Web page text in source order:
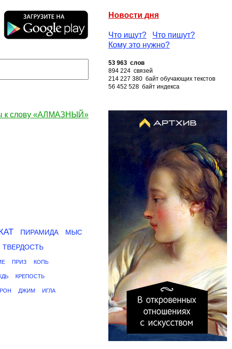
Новости дня
Что ищут?
Что пишут?
Кому это нужно?
53 963 слов
894 224 связей
214 227 380 байт обучающих текстов
56 452 528 байт индекса
к слову «АЛМАЗНЫЙ»
ПИРАМИДА
МЫС
ТВЕРДОСТЬ
ПРИЗ КОПЬ
КРЕПОСТЬ
ДЖИМ ИГЛА